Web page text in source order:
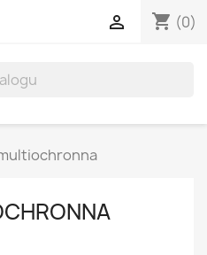
shopping_cart (0)
